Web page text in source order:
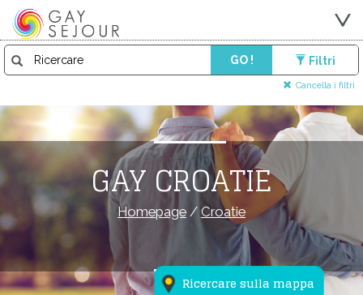
GO ! Filtri
Cancella i filtri
Ricercare sulla mappa
GAY CROATIE
Homepage / Croatie